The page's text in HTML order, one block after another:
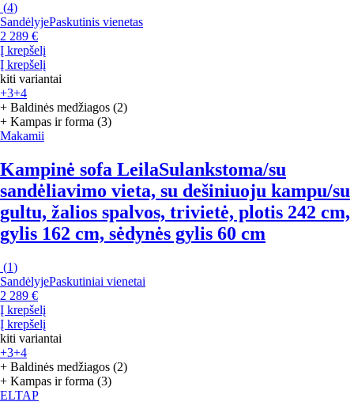
(4)
SandėlyjePaskutinis vienetas
2 289 €
Į krepšelį
Į krepšelį
kiti variantai
+3+4
+ Baldinės medžiagos (2)
+ Kampas ir forma (3)
Makamii
Kampinė sofa LeilaSulankstoma/su
sandėliavimo vieta, su dešiniuoju kampu/su
gultu, žalios spalvos, trivietė, plotis 242 cm,
gylis 162 cm, sėdynės gylis 60 cm
(1)
SandėlyjePaskutiniai vienetai
2 289 €
Į krepšelį
Į krepšelį
kiti variantai
+3+4
+ Baldinės medžiagos (2)
+ Kampas ir forma (3)
ELTAP